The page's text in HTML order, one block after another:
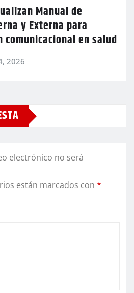
Manual de
y Externa para
en salud
2026
electrónico no será
están marcados con *